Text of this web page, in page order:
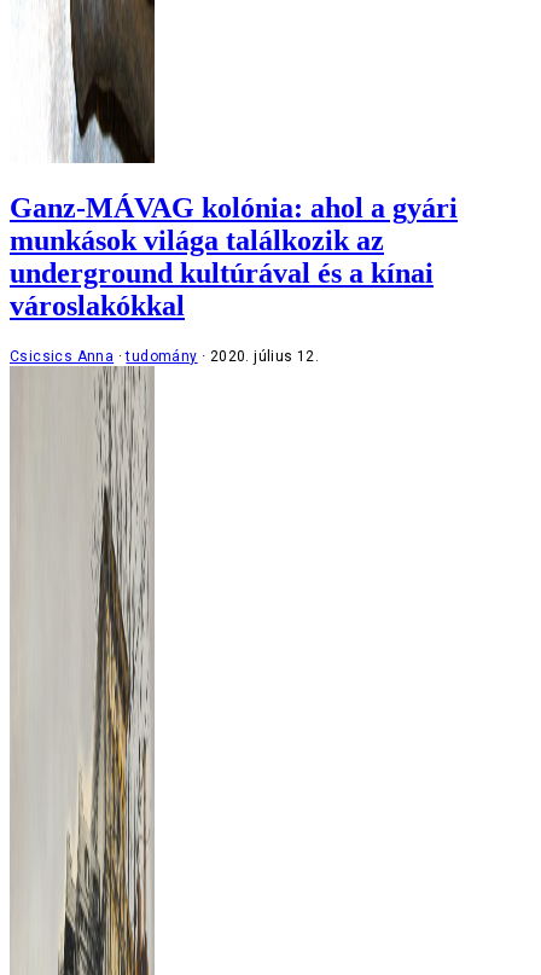
Ganz-MÁVAG kolónia: ahol a gyári
munkások világa találkozik az
underground kultúrával és a kínai
városlakókkal
Csicsics Anna tudomány 2020. július 12.